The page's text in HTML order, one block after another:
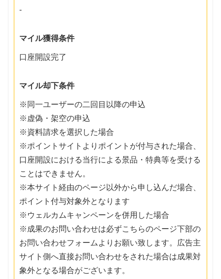
-
マイル獲得条件
口座開設完了
マイル却下条件
※同一ユーザーの二回目以降の申込
※虚偽・架空の申込
※資料請求を選択した場合
※ポイントサイトよりポイントが付与された場合、
口座開設における当行による景品・特典等を受ける
ことはできません。
※本サイト経由のページ以外から申し込んだ場合、
ポイント付与対象外となります
※ウェルカムキャンペーンを併用した場合
※成果のお問い合わせは必ずこちらのページ下部の
お問い合わせフォームよりお願い致します。広告主
サイト側へ直接お問い合わせをされた場合は成果対
象外となる場合がございます。